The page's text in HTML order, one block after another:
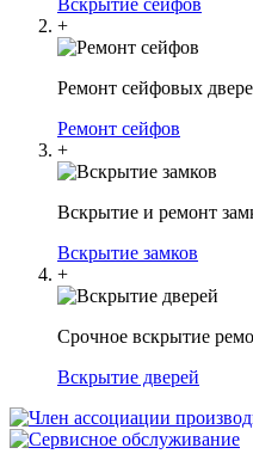
+
Ремонт сейфовых
Ремонт сейфов
+
Вскрытие и ремонт
Вскрытие замков
+
Срочное вскрытие
Вскрытие дверей